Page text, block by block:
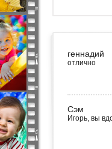
геннадий
отлично
Сэм
Игорь, вы